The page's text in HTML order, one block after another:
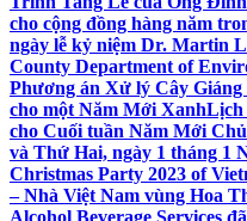
cho cộng đồng hàng năm
ngày lễ kỷ niệm Dr. Martin
County Department of
Phương án Xử lý Cây
cho một Năm Mới XanhLịch
cho Cuối tuần Năm Mới
và Thứ Hai, ngày 1 tháng 1
Christmas Party 2023 of
– Nhà Việt Nam vùng Hoa
Alcohol Beverage Services